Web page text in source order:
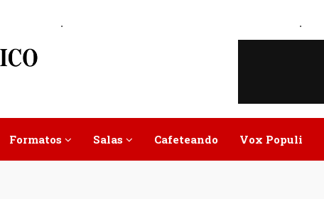
. .
Formatos Salas Cafeteando Vox Populi